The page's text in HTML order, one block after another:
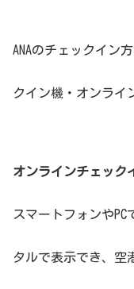
ANAのチェックイン
クイン機・オンライ
オンラインチェック
スマートフォンや
タルで表示でき、空